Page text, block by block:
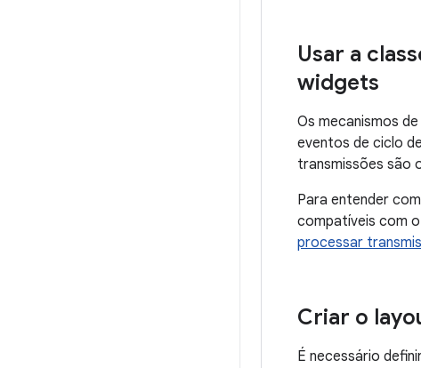
Usar a
widgets
Os mecanismos
eventos de ciclo
transmissões são
Para entender
compatíveis com
processar
Criar o
É necessário